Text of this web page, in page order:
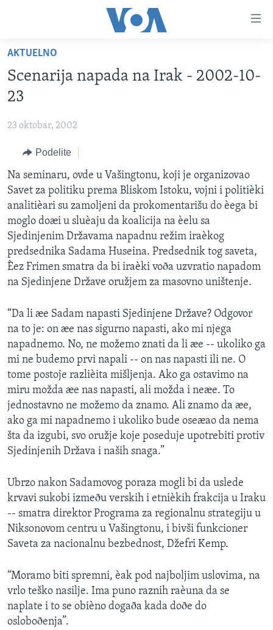
glavni
sadržaj
Idi
na
glavnu
pretragu
BALKAN
GLOBALNE TEME
EKONOMIJA
NAUKA I TEHNOLOGIJA
MEDICINA
KULTURA
DRUŠTVO
SPORT
INTERVJU
OTVORENI STUDIO
IZ AMERIKE
PRATITE NAS
Jezici
AKTUELNO
Scenarija napada na Irak - 2002-10-
23
23 oktobar, 2002
Podelite
Na seminaru, ovde u Vašingtonu, koji je organizovao
Savet za politiku prema Bliskom Istoku, vojni i politièki
analitièari su zamoljeni da prokomentarišu do èega bi
moglo doæi u sluèaju da koalicija na èelu sa
Sjedinjenim Državama napadnu režim iraèkog
predsednika Sadama Huseina. Predsednik tog saveta,
Èez Frimen smatra da bi iraèki voða uzvratio napadom
na Sjedinjene Države oružjem za masovno uništenje.
“Da li æe Sadam napasti Sjedinjene Države? Odgovor
na to je: on æe nas sigurno napasti, ako mi njega
napadnemo. No, ne možemo znati da li æe -- ukoliko ga
mi ne budemo prvi napali -- on nas napasti ili ne. O
tome postoje razlièita mišljenja. Ako ga ostavimo na
miru možda æe nas napasti, ali možda i neæe. To
jednostavno ne možemo da znamo. Ali znamo da æe,
ako ga mi napadnemo i ukoliko bude oseæao da nema
šta da izgubi, svo oružje koje poseduje upotrebiti protiv
Sjedinjenih Država i naših snaga.”
Ubrzo nakon Sadamovog poraza mogli bi da uslede
krvavi sukobi izmeðu verskih i etnièkih frakcija u Iraku
-- smatra direktor Programa za regionalnu strategiju u
Niksonovom centru u Vašingtonu, i bivši funkcioner
Saveta za nacionalnu bezbednost, Džefri Kemp.
“Moramo biti spremni, èak pod najboljim uslovima, na
vrlo teško nasilje. Ima puno raznih raèuna da se
naplate i to se obièno dogaða kada doðe do
osloboðenja”.